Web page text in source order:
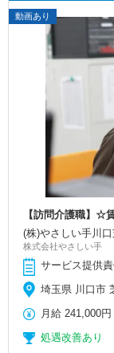
動画あり
【訪問介護職】☆
(株)やさしい手川
株式会社やさしい手
サービス提供
埼玉県 川口市
月給 241,000円
処遇改善あり